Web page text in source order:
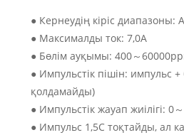
● Кернеудің кіріс диапазоны:
● Максималды ток: 7,0А
● Бөлім ауқымы: 400～
● Импульстік пішін: импульс +
қолдамайды)
● Импульстік жауап жиілігі: 0
● Импульс 1,5С тоқтайды, ал